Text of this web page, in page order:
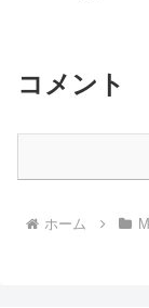
コメント
ホーム